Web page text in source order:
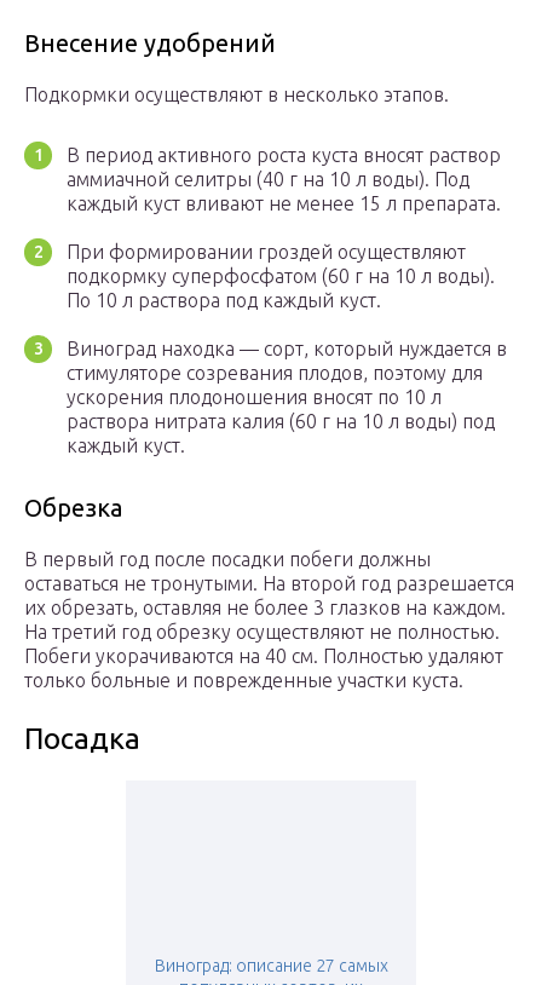
Внесение удобрений
Подкормки осуществляют в несколько этапов.
В период активного роста куста вносят раствор
аммиачной селитры (40 г на 10 л воды). Под
каждый куст вливают не менее 15 л препарата.
При формировании гроздей осуществляют
подкормку суперфосфатом (60 г на 10 л воды).
По 10 л раствора под каждый куст.
Виноград находка — сорт, который нуждается в
стимуляторе созревания плодов, поэтому для
ускорения плодоношения вносят по 10 л
раствора нитрата калия (60 г на 10 л воды) под
каждый куст.
Обрезка
В первый год после посадки побеги должны
оставаться не тронутыми. На второй год разрешается
их обрезать, оставляя не более 3 глазков на каждом.
На третий год обрезку осуществляют не полностью.
Побеги укорачиваются на 40 см. Полностью удаляют
только больные и поврежденные участки куста.
Посадка
Виноград: описание 27 самых